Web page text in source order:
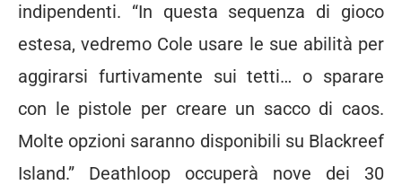
indipendenti. “In questa sequenza di gioco
estesa, vedremo Cole usare le sue abilità per
aggirarsi furtivamente sui tetti… o sparare
con le pistole per creare un sacco di caos.
Molte opzioni saranno disponibili su Blackreef
Island.” Deathloop occuperà nove dei 30